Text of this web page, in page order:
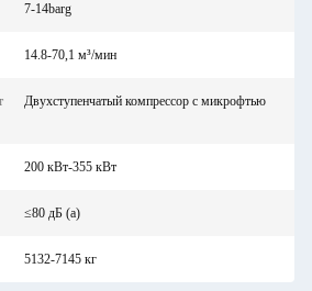
7-14barg
14.8-70,1 м³/мин
Двухступенчатый компрессор с микрофтью
200 кВт-355 кВт
≤80 дБ (а)
5132-7145 кг